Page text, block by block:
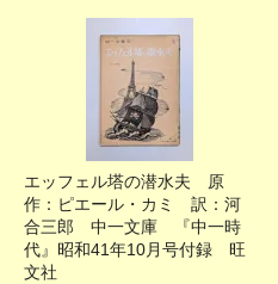
エッフェル塔の潜水夫 原
作：ピエール・カミ 訳：河
合三郎 中一文庫 『中一時
代』昭和41年10月号付録 旺
文社